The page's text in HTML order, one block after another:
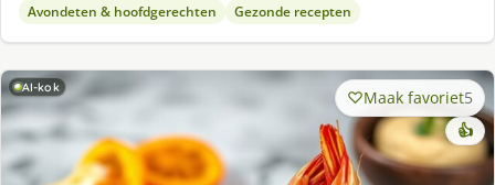
Avondeten & hoofdgerechten Gezonde recepten
AI-kok Maak favoriet5
👍